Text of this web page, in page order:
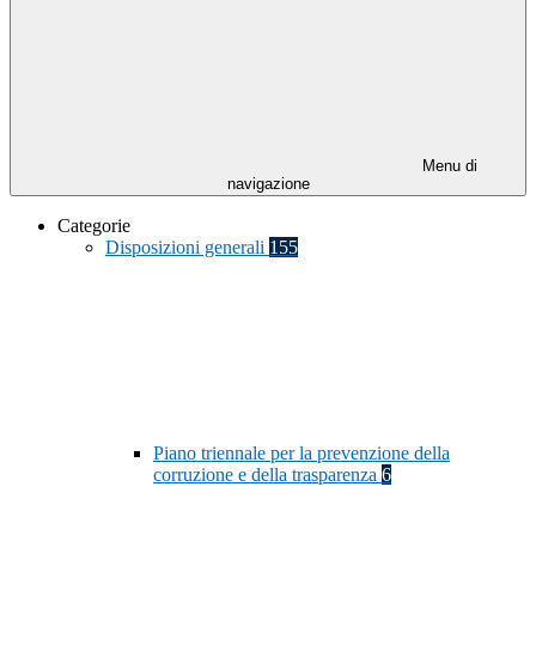
Menu di
navigazione
Categorie
Disposizioni generali 155
Piano triennale per la prevenzione della
corruzione e della trasparenza 6